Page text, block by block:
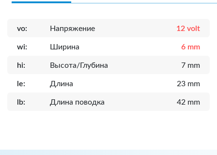
vo: Напряжение 12 volt
wi: Ширина 6 mm
hi: Высота/Глубина 7 mm
le: Длина 23 mm
lb: Длина поводка 42 mm